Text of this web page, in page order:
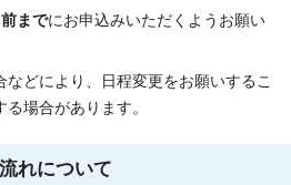
までにお申込みいただくようお願い
などにより、日程変更をお願いするこ
場合があります。
れについて